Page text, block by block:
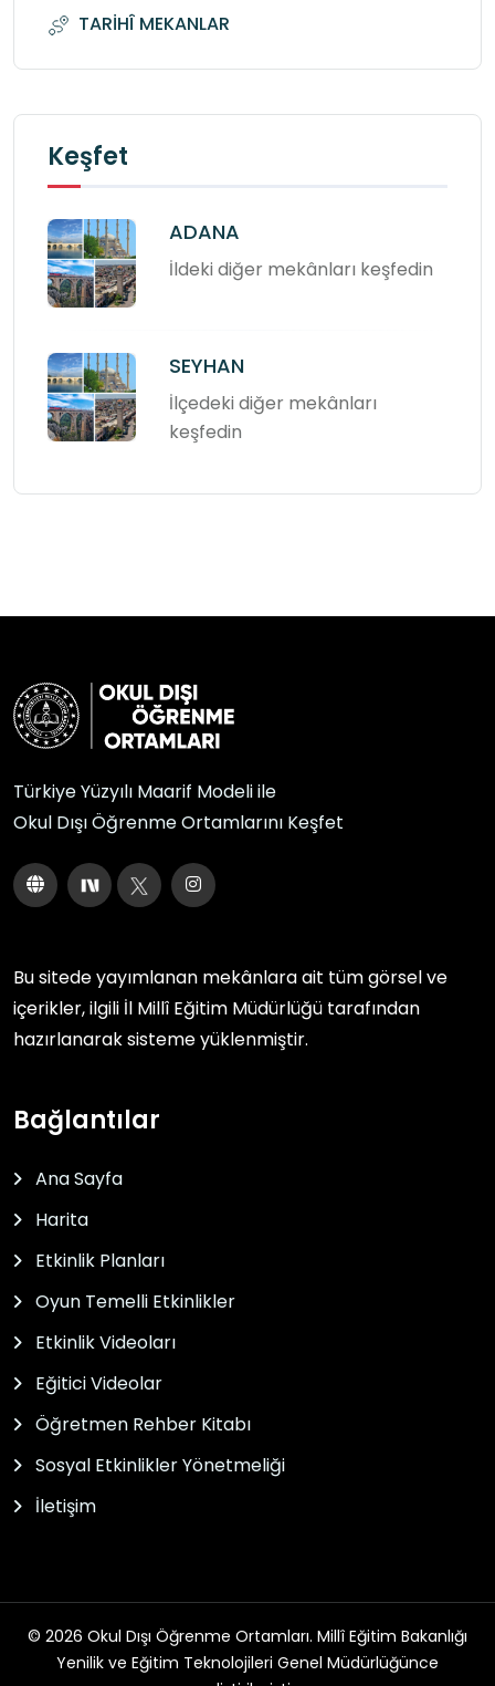
TARİHÎ MEKANLAR
Keşfet
ADANA
İldeki diğer mekânları keşfedin
SEYHAN
İlçedeki diğer mekânları
keşfedin
Türkiye Yüzyılı Maarif Modeli ile
Okul Dışı Öğrenme Ortamlarını Keşfet
Bu sitede yayımlanan mekânlara ait tüm görsel ve
içerikler, ilgili İl Millî Eğitim Müdürlüğü tarafından
hazırlanarak sisteme yüklenmiştir.
Bağlantılar
Ana Sayfa
Harita
Etkinlik Planları
Oyun Temelli Etkinlikler
Etkinlik Videoları
Eğitici Videolar
Öğretmen Rehber Kitabı
Sosyal Etkinlikler Yönetmeliği
İletişim
© 2026 Okul Dışı Öğrenme Ortamları. Millî Eğitim Bakanlığı
Yenilik ve Eğitim Teknolojileri Genel Müdürlüğünce